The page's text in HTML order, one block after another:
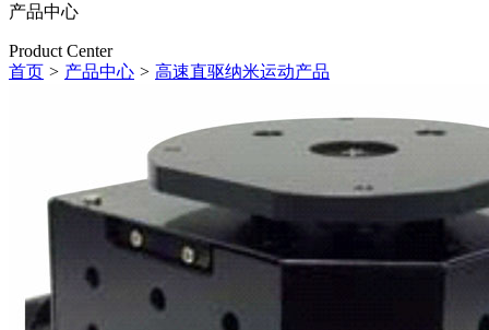
产品中心
Product Center
首页 > 产品中心 > 高速直驱纳米运动产品